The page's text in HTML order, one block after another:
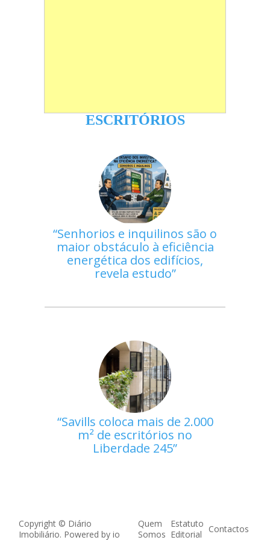
ESCRITÓRIOS
Senhorios e inquilinos são o
maior obstáculo à eficiência
energética dos edifícios,
revela estudo
Savills coloca mais de 2.000
m² de escritórios no
Liberdade 245
Copyright © Diário
Imobiliário. Powered by io
Quem
Somos
Estatuto
Editorial
Contactos